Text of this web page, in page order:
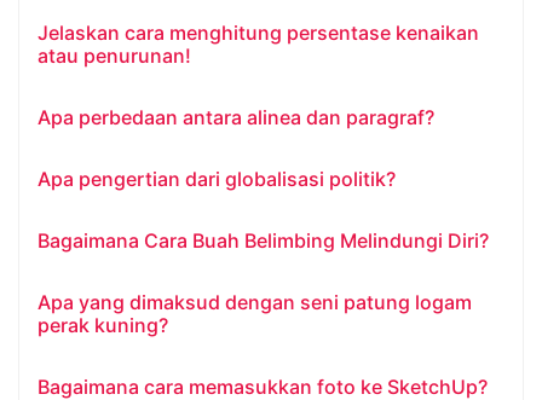
Jelaskan cara menghitung persentase kenaikan
atau penurunan!
Apa perbedaan antara alinea dan paragraf?
Apa pengertian dari globalisasi politik?
Bagaimana Cara Buah Belimbing Melindungi Diri?
Apa yang dimaksud dengan seni patung logam
perak kuning?
Bagaimana cara memasukkan foto ke SketchUp?